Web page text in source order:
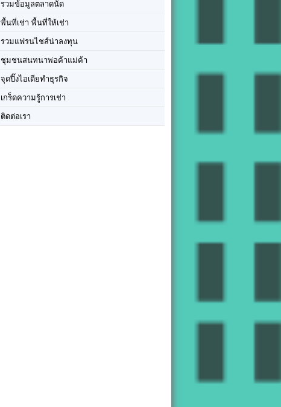
รวมข้อมูลตลาดนัด
พื้นที่เช่า พื้นที่ให้เช่า
รวมแฟรนไชส์น่าลงทุน
ชุมชนสนทนาพ่อค้าแม่ค้า
จุดปิ๊งไอเดียทำธุรกิจ
เกร็ดความรู้การเช่า
ติดต่อเรา